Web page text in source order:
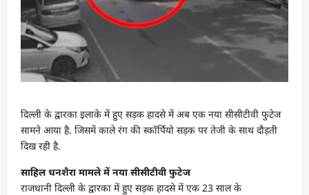
दिल्ली के द्वारका इलाके में हुए सड़क हादसे में अब एक नया सीसीटीवी फुटेज
सामने आया है. जिसमें काले रंग की स्कॉर्पियो सड़क पर तेजी के साथ दौड़ती
दिख रही है.
साहिल धनशैरा मामले में नया सीसीटीवी फुटेज
राजधानी दिल्ली के द्वारका में हुए सड़क हादसे में एक 23 साल के